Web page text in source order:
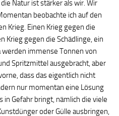
Natur ist stärker als wir. Wir
beobachte ich auf den
Krieg. Einen Krieg gegen die
Krieg gegen die Schädlinge, ein
werden immense Tonnen von
Spritzmittel ausgebracht, aber
dass das eigentlich nicht
nur momentan eine Lösung
in Gefahr bringt, nämlich die viele
oder Gülle ausbringen,